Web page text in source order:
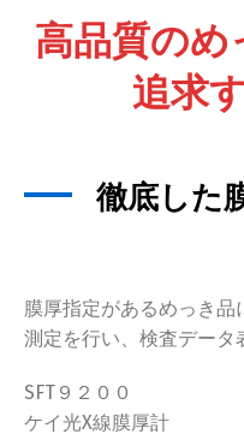
高品質のめ
追求
徹底した
膜厚指定があるめっき
測定を行い、検査データ
SFT９２００
ケイ光X線膜厚計